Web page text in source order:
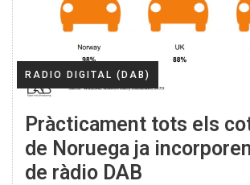
RADIO DIGITAL (DAB)
Pràcticament tots els
de Noruega ja
de ràdio DAB